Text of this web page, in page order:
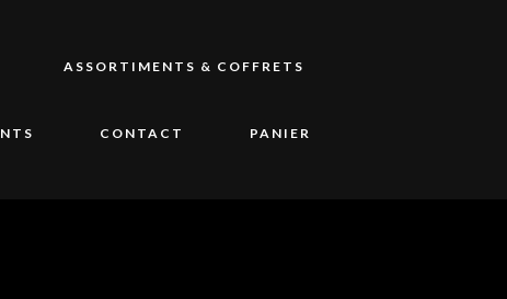
ASSORTIMENTS & COFFRETS
CONTACT PANIER